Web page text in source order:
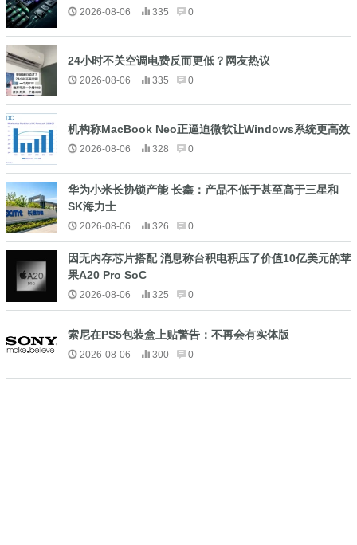
2026-08-06 335 0
24小时不关空调电费反而更低？网友热议
2026-08-06 335 0
机构称MacBook Neo正逼迫微软让Windows系统更高效
2026-08-06 328 0
华为小米长协锁产能 长鑫：产品不低于甚至高于三星和
SK海力士
2026-08-06 326 0
因无内存芯片搭配 消息称台积电积压了价值10亿美元的苹
果A20 Pro SoC
2026-08-06 325 0
索尼在PS5包装盒上贴警告：不再会有实体版
2026-08-06 300 0